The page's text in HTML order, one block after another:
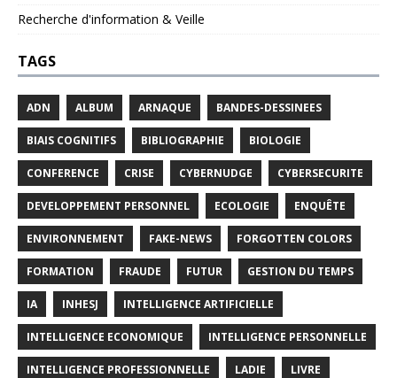
Recherche d'information & Veille
TAGS
ADN ALBUM ARNAQUE BANDES-DESSINEES
BIAIS COGNITIFS BIBLIOGRAPHIE BIOLOGIE
CONFERENCE CRISE CYBERNUDGE CYBERSECURITE
DEVELOPPEMENT PERSONNEL ECOLOGIE ENQUÊTE
ENVIRONNEMENT FAKE-NEWS FORGOTTEN COLORS
FORMATION FRAUDE FUTUR GESTION DU TEMPS
IA INHESJ INTELLIGENCE ARTIFICIELLE
INTELLIGENCE ECONOMIQUE INTELLIGENCE PERSONNELLE
INTELLIGENCE PROFESSIONNELLE LADIE LIVRE